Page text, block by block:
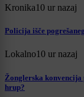
Kronika10 ur nazaj
Policija išče
Lokalno10 ur nazaj
Žonglerska
hrup?